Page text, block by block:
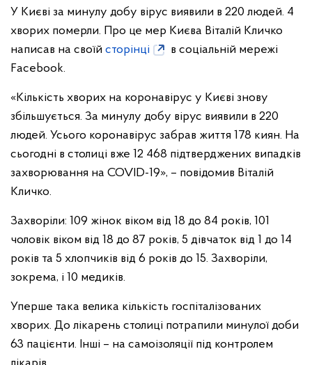
У Києві за минулу добу вірус виявили в 220 людей. 4
хворих померли. Про це мер Києва Віталій Кличко
написав на своїй сторінці
в соціальній мережі
Facebook.
«Кількість хворих на коронавірус у Києві знову
збільшується. За минулу добу вірус виявили в 220
людей. Усього коронавірус забрав життя 178 киян. На
сьогодні в столиці вже 12 468 підтверджених випадків
захворювання на COVID-19», – повідомив Віталій
Кличко.
Захворіли: 109 жінок віком від 18 до 84 років, 101
чоловік віком від 18 до 87 рокiв, 5 дівчаток від 1 до 14
років та 5 хлопчиків від 6 років до 15. Захворіли,
зокрема, і 10 медиків.
Уперше така велика кількість госпіталізованих
хворих. До лікарень столиці потрапили минулої доби
63 пацієнти. Інші – на самоізоляції під контролем